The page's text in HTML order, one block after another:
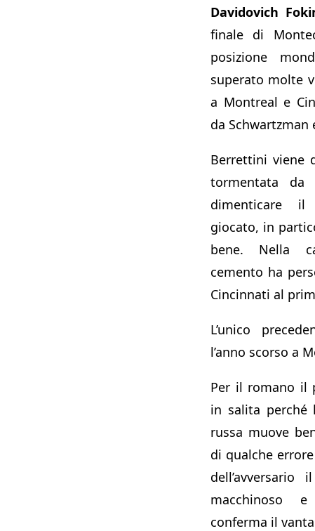
Davidovich
finale di
posizione
superato molte
a Montreal e
da Schwartzman
Berrettini viene
tormentata da
dimenticare
giocato, in
bene. Nella
cemento ha
Cincinnati al
L’unico
l’anno scorso a
Per il romano il
in salita perché
russa muove
di qualche
macchinoso
conferma il